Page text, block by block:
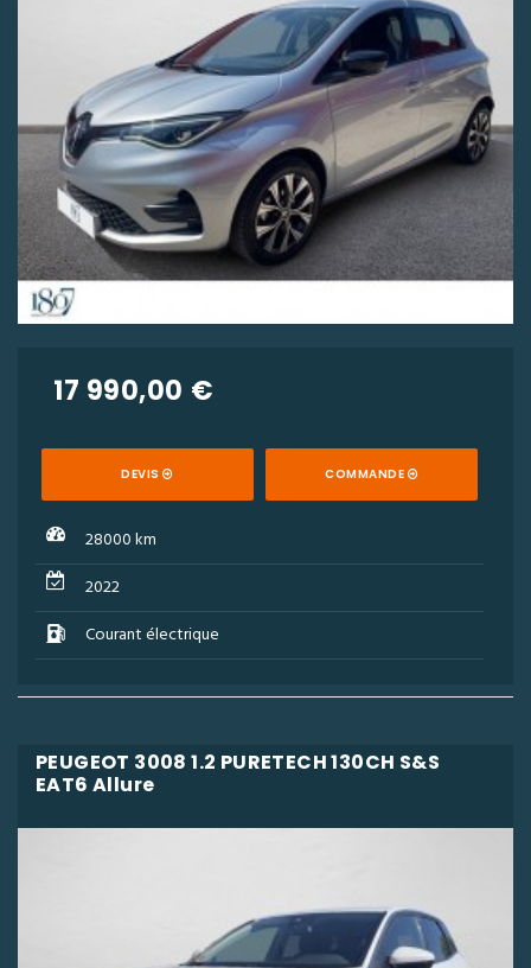
17 990,00 €
DEVIS COMMANDE
28000 km
2022
Courant électrique
PEUGEOT 3008 1.2 PURETECH 130CH S&S
EAT6 Allure